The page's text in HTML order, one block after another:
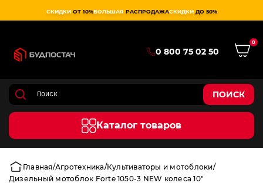
СКИДКИ ОТ 10%БОЛЬШАЯ РАСПРОДАЖАСКИДКИ ДО 50%
0 800 75 02 50
0
ПОИСК
Каталог товаров
Главная Агротехника Культиваторы и мотоблоки
Дизельный мотоблок Forte 1050-3 NEW колеса 10"